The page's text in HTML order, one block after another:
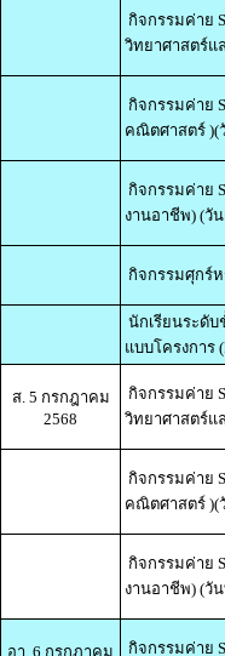
กิจกรรมค่าย
วิทยาศาสตร์แ
กิจกรรมค่าย
คณิตศาสตร์ )(
กิจกรรมค่าย
งานอาชีพ) (วั
กิจกรรมศุกร์
นักเรียนระดับ
แบบโครงการ
ส. 5 กรกฎาคม
2568
กิจกรรมค่าย
วิทยาศาสตร์แ
กิจกรรมค่าย
คณิตศาสตร์ )(
กิจกรรมค่าย
งานอาชีพ) (วั
อา. 6 กรกฎาคม
กิจกรรมค่าย